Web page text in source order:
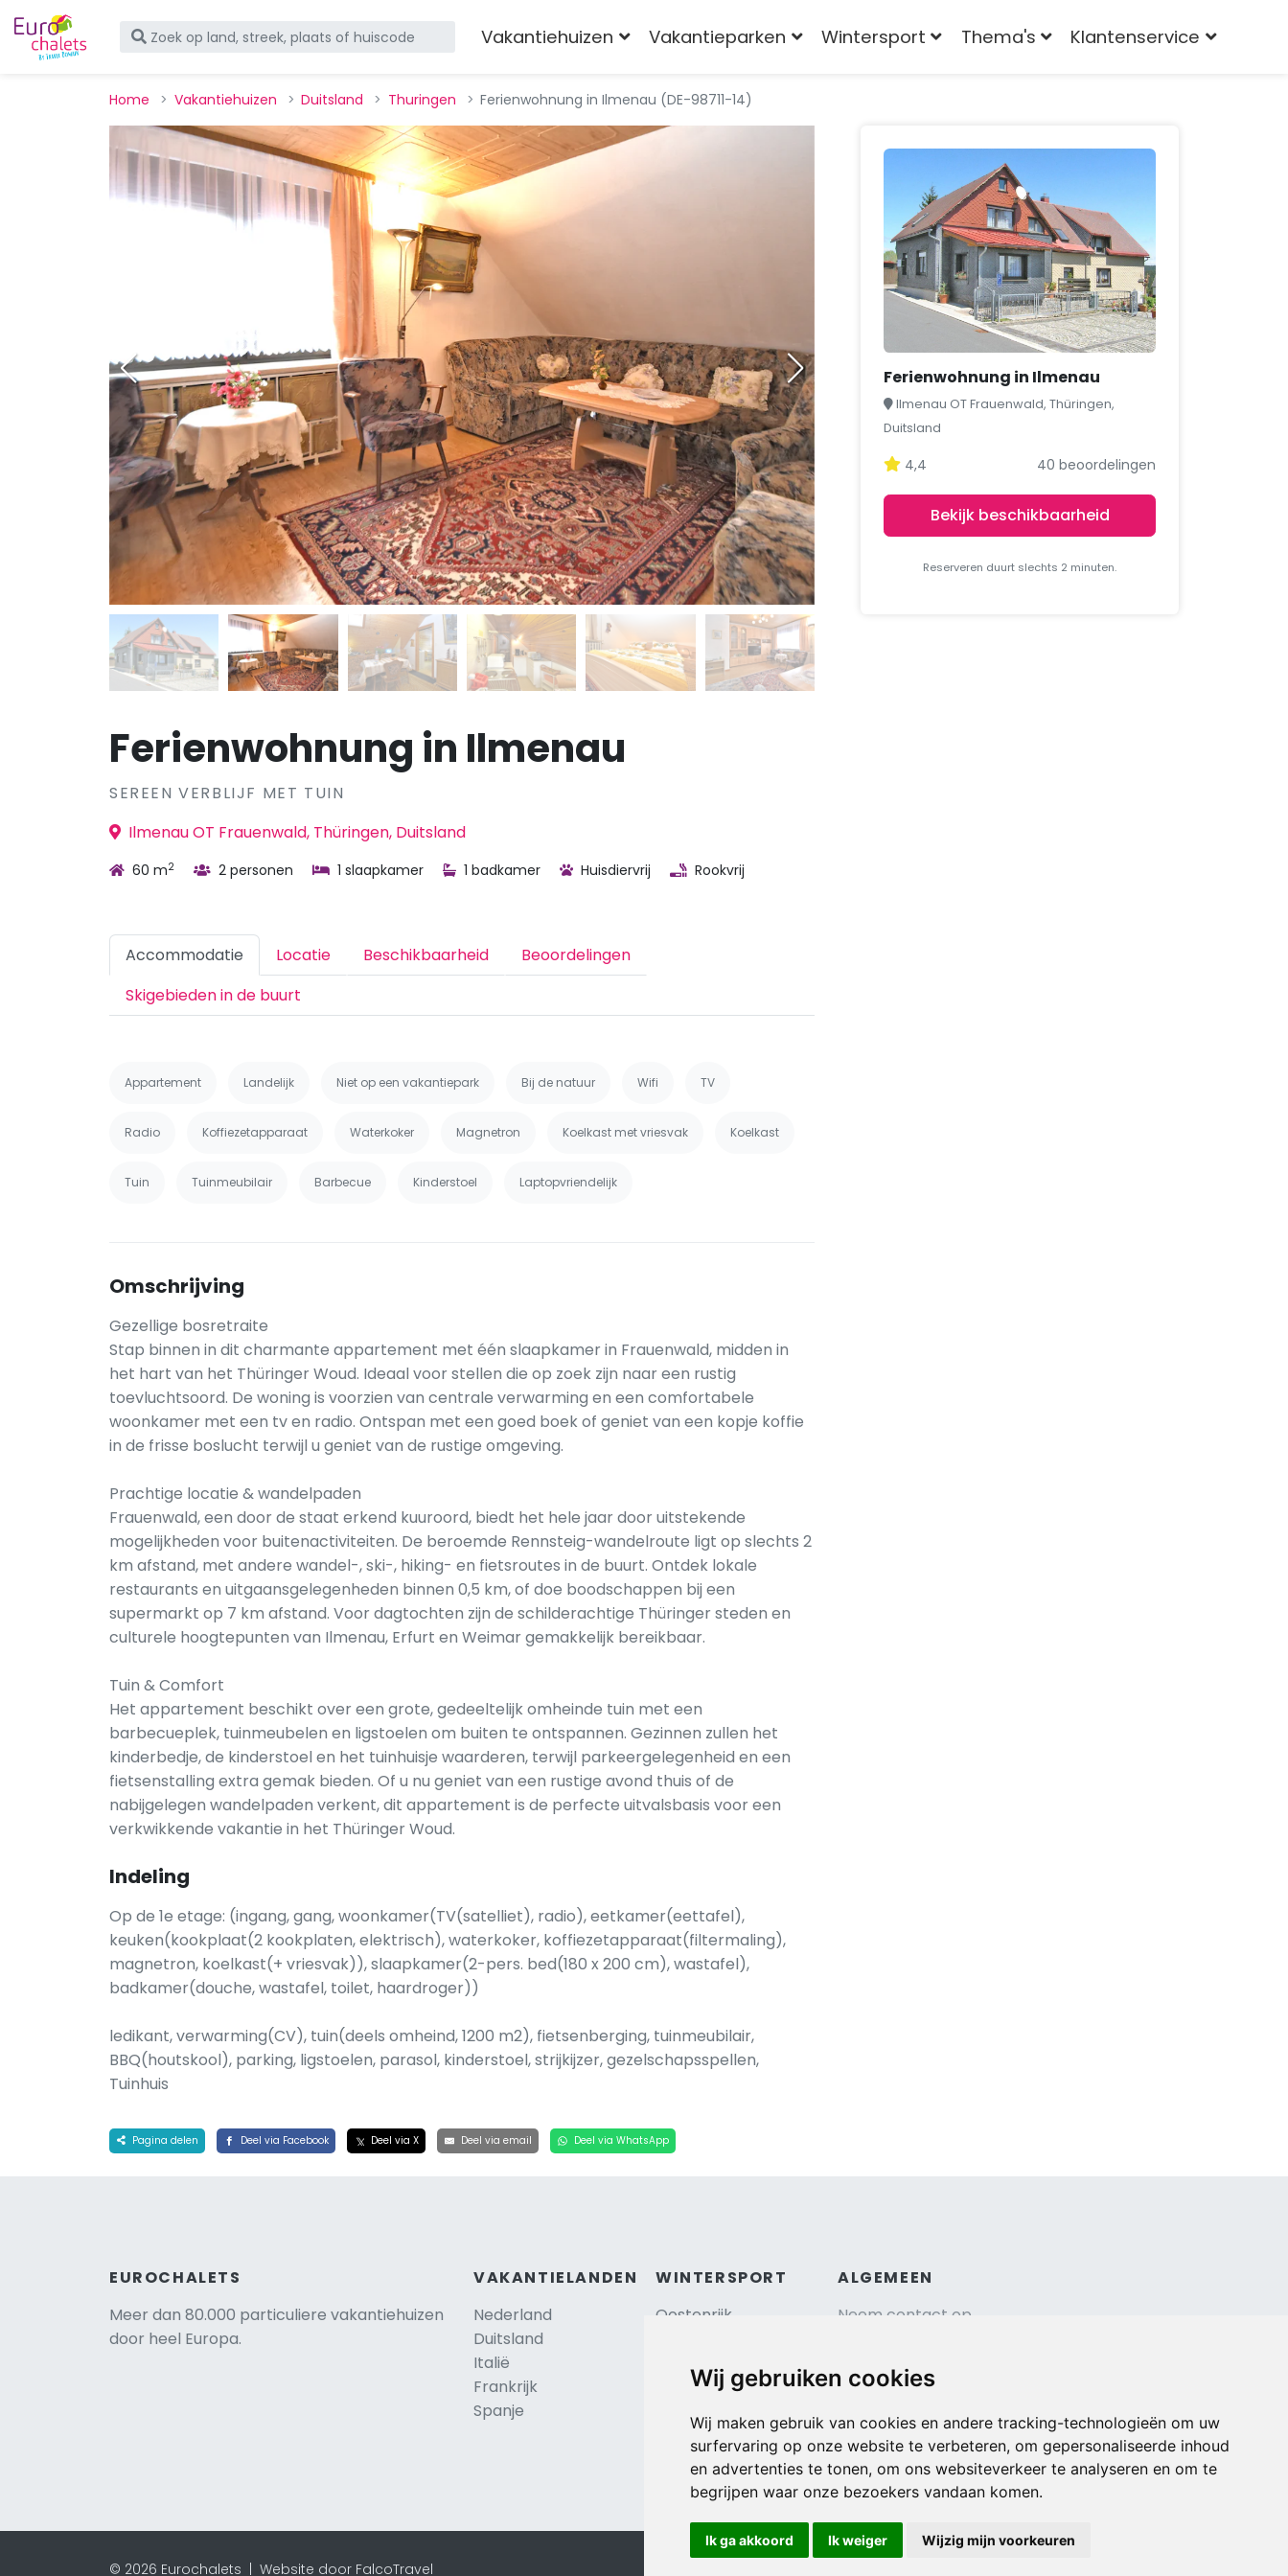
Wij gebruiken cookies
Wij maken gebruik van cookies en andere tracking-technologieën om uw
surfervaring op onze website te verbeteren, om gepersonaliseerde inhoud
en advertenties te tonen, om ons websiteverkeer te analyseren en om te
begrijpen waar onze bezoekers vandaan komen.
Ik ga akkoord Ik weiger Wijzig mijn voorkeuren
Vakantiehuizen Vakantieparken Wintersport Thema's Klantenservice
Home Vakantiehuizen Duitsland Thuringen Ferienwohnung in Ilmenau (DE-98711-14)
Ferienwohnung in Ilmenau
SEREEN VERBLIJF MET TUIN
Ilmenau OT Frauenwald, Thüringen, Duitsland
60 m2 2 personen 1 slaapkamer 1 badkamer Huisdiervrij Rookvrij
Accommodatie Locatie Beschikbaarheid
Beoordelingen
Skigebieden in de buurt
Appartement Landelijk Niet op een vakantiepark Bij de natuur Wifi TV
Radio Koffiezetapparaat Waterkoker Magnetron Koelkast met vriesvak Koelkast
Tuin Tuinmeubilair Barbecue Kinderstoel Laptopvriendelijk
Omschrijving
Gezellige bosretraite
Stap binnen in dit charmante appartement met één slaapkamer in Frauenwald, midden in
het hart van het Thüringer Woud. Ideaal voor stellen die op zoek zijn naar een rustig
toevluchtsoord. De woning is voorzien van centrale verwarming en een comfortabele
woonkamer met een tv en radio. Ontspan met een goed boek of geniet van een kopje koffie
in de frisse boslucht terwijl u geniet van de rustige omgeving.
Prachtige locatie & wandelpaden
Frauenwald, een door de staat erkend kuuroord, biedt het hele jaar door uitstekende
mogelijkheden voor buitenactiviteiten. De beroemde Rennsteig-wandelroute ligt op slechts 2
km afstand, met andere wandel-, ski-, hiking- en fietsroutes in de buurt. Ontdek lokale
restaurants en uitgaansgelegenheden binnen 0,5 km, of doe boodschappen bij een
supermarkt op 7 km afstand. Voor dagtochten zijn de schilderachtige Thüringer steden en
culturele hoogtepunten van Ilmenau, Erfurt en Weimar gemakkelijk bereikbaar.
Tuin & Comfort
Het appartement beschikt over een grote, gedeeltelijk omheinde tuin met een
barbecueplek, tuinmeubelen en ligstoelen om buiten te ontspannen. Gezinnen zullen het
kinderbedje, de kinderstoel en het tuinhuisje waarderen, terwijl parkeergelegenheid en een
fietsenstalling extra gemak bieden. Of u nu geniet van een rustige avond thuis of de
nabijgelegen wandelpaden verkent, dit appartement is de perfecte uitvalsbasis voor een
verkwikkende vakantie in het Thüringer Woud.
Indeling
Op de 1e etage: (ingang, gang, woonkamer(TV(satelliet), radio), eetkamer(eettafel),
keuken(kookplaat(2 kookplaten, elektrisch), waterkoker, koffiezetapparaat(filtermaling),
magnetron, koelkast(+ vriesvak)), slaapkamer(2-pers. bed(180 x 200 cm), wastafel),
badkamer(douche, wastafel, toilet, haardroger))
ledikant, verwarming(CV), tuin(deels omheind, 1200 m2), fietsenberging, tuinmeubilair,
BBQ(houtskool), parking, ligstoelen, parasol, kinderstoel, strijkijzer, gezelschapsspellen,
Tuinhuis
Pagina delen Deel via Facebook Deel via X Deel via email Deel via WhatsApp
Ferienwohnung in Ilmenau
Ilmenau OT Frauenwald, Thüringen,
Duitsland
4,4 40 beoordelingen
Bekijk beschikbaarheid
Reserveren duurt slechts 2 minuten.
EUROCHALETS
Meer dan 80.000 particuliere vakantiehuizen
door heel Europa.
VAKANTIELANDEN
Nederland
Duitsland
Italië
Frankrijk
Spanje
WINTERSPORT
Oostenrijk
Zwitserland
Tsjechië
TIP
Duitsland
ALGEMEEN
Neem contact op
Reisverzekering afsluiten
Algemene voorwaarden
© 2026 Eurochalets | Website door FalcoTravel